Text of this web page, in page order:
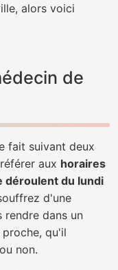
alors voici
de
fait suivant deux
aux horaires
déroulent du lundi
d'une
rendre dans un
qu'il
non.